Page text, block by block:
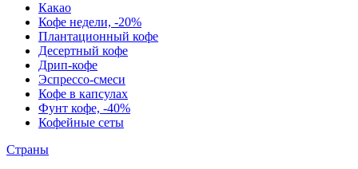
Какао
Кофе недели, -20%
Плантационный кофе
Десертный кофе
Дрип-кофе
Эспрессо-смеси
Кофе в капсулах
Фунт кофе, -40%
Кофейные сеты
Страны